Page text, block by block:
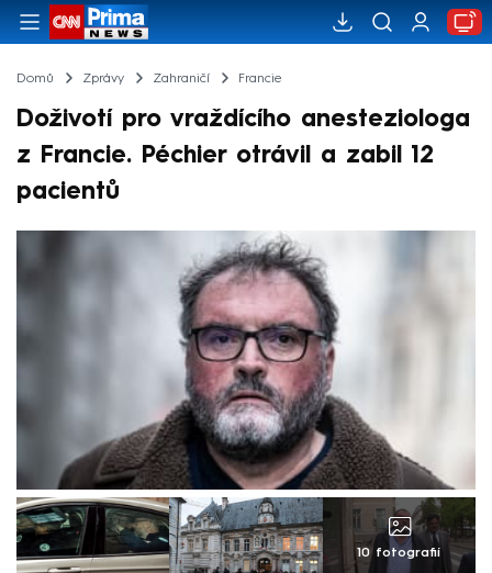
Domů Zprávy Zahraničí Francie
Doživotí pro vraždícího anesteziologa
z Francie. Péchier otrávil a zabil 12
pacientů
10 fotografií